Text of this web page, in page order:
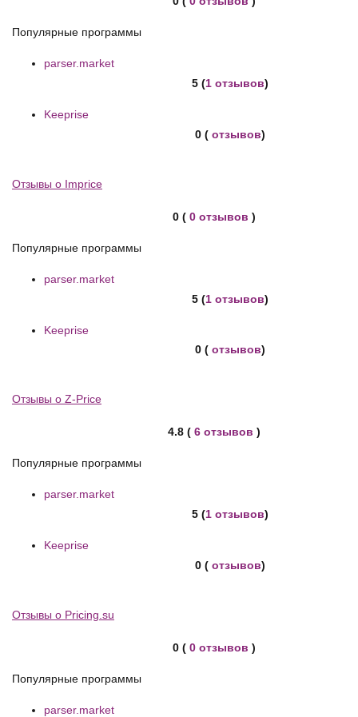
Популярные программы
parser.market
5 (1 отзывов)
Keeprise
0 ( отзывов)
Отзывы о Imprice
0 ( 0 отзывов )
Популярные программы
parser.market
5 (1 отзывов)
Keeprise
0 ( отзывов)
Отзывы о Z-Price
4.8 ( 6 отзывов )
Популярные программы
parser.market
5 (1 отзывов)
Keeprise
0 ( отзывов)
Отзывы о Pricing.su
0 ( 0 отзывов )
Популярные программы
parser.market